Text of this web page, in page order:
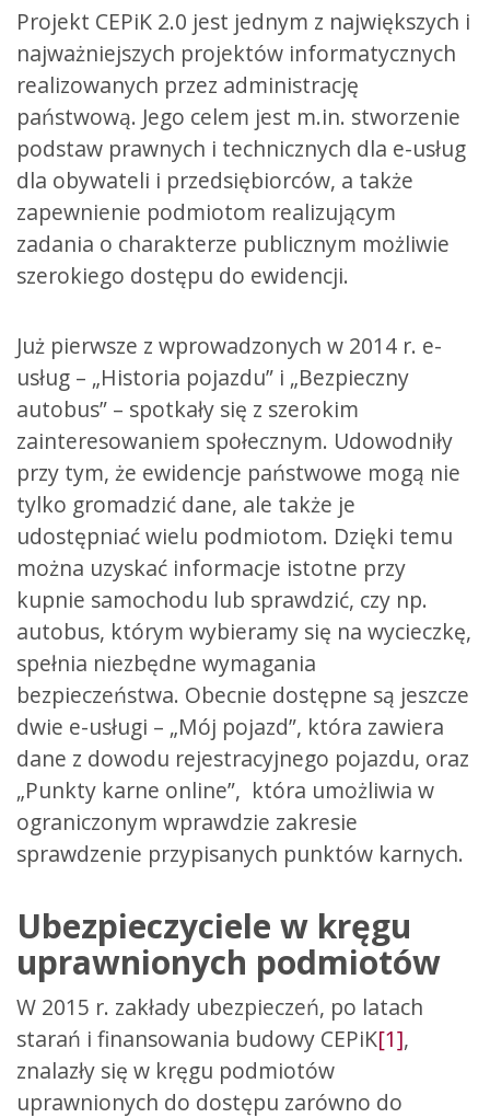
Projekt CEPiK 2.0 jest jednym z największych i
najważniejszych projektów informatycznych
realizowanych przez administrację
państwową. Jego celem jest m.in. stworzenie
podstaw prawnych i technicznych dla e-usług
dla obywateli i przedsiębiorców, a także
zapewnienie podmiotom realizującym
zadania o charakterze publicznym możliwie
szerokiego dostępu do ewidencji.
Już pierwsze z wprowadzonych w 2014 r. e-
usług – „Historia pojazdu” i „Bezpieczny
autobus” – spotkały się z szerokim
zainteresowaniem społecznym. Udowodniły
przy tym, że ewidencje państwowe mogą nie
tylko gromadzić dane, ale także je
udostępniać wielu podmiotom. Dzięki temu
można uzyskać informacje istotne przy
kupnie samochodu lub sprawdzić, czy np.
autobus, którym wybieramy się na wycieczkę,
spełnia niezbędne wymagania
bezpieczeństwa. Obecnie dostępne są jeszcze
dwie e-usługi – „Mój pojazd”, która zawiera
dane z dowodu rejestracyjnego pojazdu, oraz
„Punkty karne online”, która umożliwia w
ograniczonym wprawdzie zakresie
sprawdzenie przypisanych punktów karnych.
Ubezpieczyciele w kręgu
uprawnionych podmiotów
W 2015 r. zakłady ubezpieczeń, po latach
starań i finansowania budowy CEPiK[1],
znalazły się w kręgu podmiotów
uprawnionych do dostępu zarówno do